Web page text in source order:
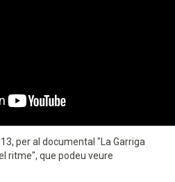
per al documental "La Garriga
ritme", que podeu veure